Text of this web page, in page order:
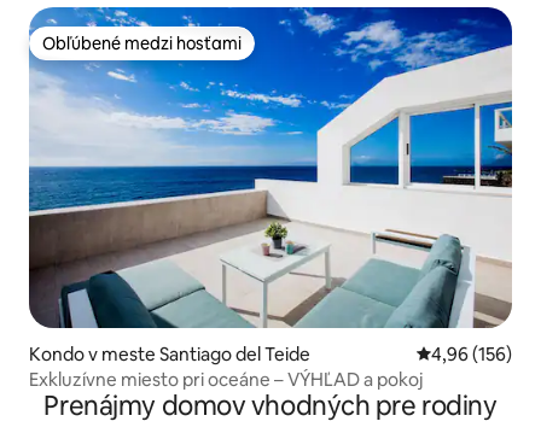
Obľúbené medzi hosťami
Obľúbené medzi hosťami
Kondo v meste Santiago del Teide Priemerné
4,96 (156)
Exkluzívne miesto pri oceáne – VÝHĽAD a pokoj
Prenájmy domov vhodných pre rodiny